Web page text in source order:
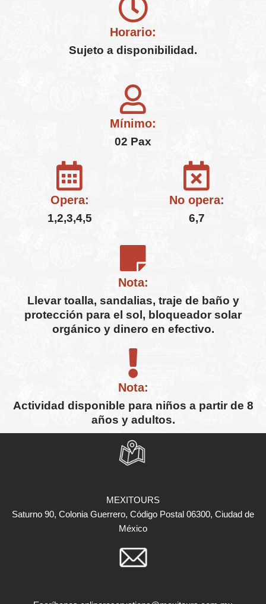
Horario:
Sujeto a disponibilidad.
Mínimo:
02 Pax
Opera:
1,2,3,4,5
No opera:
6,7
Nota:
Llevar toalla, sandalias, traje de baño y
protección para el sol, bloqueador solar
orgánico y dinero en efectivo.
Nota:
Actividad disponible para niños a partir de 8
años y adultos.
MEXITOURS
Saturno 90, Colonia Guerrero, Código Postal 06300, Ciudad de
México